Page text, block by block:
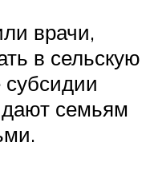
врачи,
в сельскую
семьям